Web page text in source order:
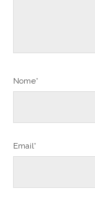
Nome*
Email*